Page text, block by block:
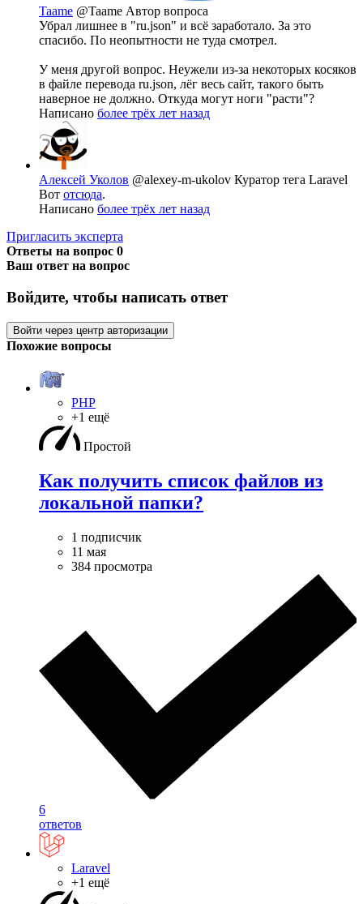
Taame @Taame Автор вопроса
Убрал лишнее в "ru.json" и всё заработало. За это
спасибо. По неопытности не туда смотрел.
У меня другой вопрос. Неужели из-за некоторых косяков
в файле перевода ru.json, лёг весь сайт, такого быть
наверное не должно. Откуда могут ноги "расти"?
Написано более трёх лет назад
Алексей Уколов @alexey-m-ukolov Куратор тега Laravel
Вот отсюда.
Написано более трёх лет назад
Пригласить эксперта
Ответы на вопрос 0
Ваш ответ на вопрос
Войдите, чтобы написать ответ
Войти через центр авторизации
Похожие вопросы
PHP
+1 ещё
Простой
Как получить список файлов из
локальной папки?
1 подписчик
11 мая
384 просмотра
6
ответов
Laravel
+1 ещё